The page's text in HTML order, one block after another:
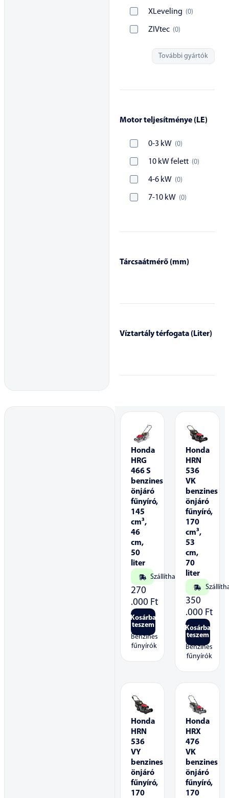
XLeveling (0)
ZIVtec (0)
További gyártók
Motor teljesítménye (LE)
0-3 kW (0)
10 kW felett (0)
4-6 kW (0)
7-10 kW (0)
Tárcsaátmérő (mm)
Víztartály térfogata (Liter)
Honda
HRG
466 S
benzines
önjáró
fűnyíró,
145
cm³,
46
cm,
50
liter
Szállítható
270
.000 Ft
Kosárba
teszem
Benzines
fűnyírók
Honda
HRN
536
VK
benzines
önjáró
fűnyíró,
170
cm³,
53
cm,
70
liter
350
.000 Ft
Kosárba
teszem
Benzines
fűnyírók
Honda
HRN
536
VY
benzines
önjáró
fűnyíró,
170
Honda
HRX
476
VK
benzines
önjáró
fűnyíró,
170